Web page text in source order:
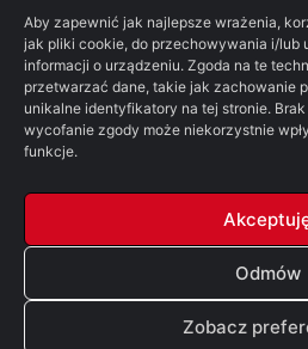
Aby zapewnić jak najlepsze wrażenia,
jak pliki cookie, do przechowywania i/lub
informacji o urządzeniu. Zgoda na te
przetwarzać dane, takie jak zachowanie
unikalne identyfikatory na tej stronie.
wycofanie zgody może niekorzystnie
funkcje.
Odmów
Zobacz
recenzja książki
Ród Smoka
Starcie Królów
Star Wars
Tolkienowskie Q&A
Voo
© Copyright 2026, All Rights